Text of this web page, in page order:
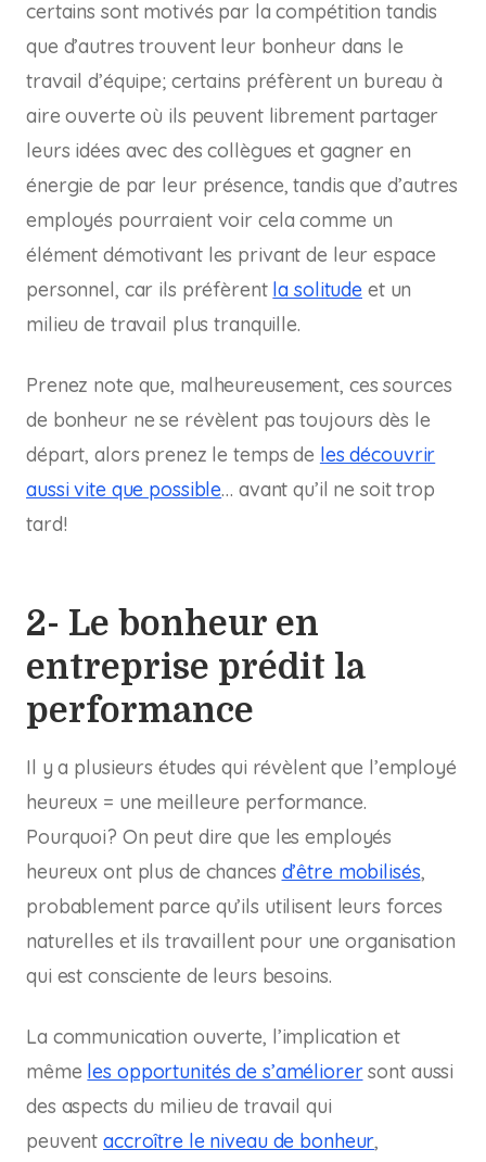
certains sont motivés par la compétition tandis
que d’autres trouvent leur bonheur dans le
travail d’équipe; certains préfèrent un bureau à
aire ouverte où ils peuvent librement partager
leurs idées avec des collègues et gagner en
énergie de par leur présence, tandis que d’autres
employés pourraient voir cela comme un
élément démotivant les privant de leur espace
personnel, car ils préfèrent la solitude et un
milieu de travail plus tranquille.
Prenez note que, malheureusement, ces sources
de bonheur ne se révèlent pas toujours dès le
départ, alors prenez le temps de les découvrir
aussi vite que possible… avant qu’il ne soit trop
tard!
2- Le bonheur en
entreprise prédit la
performance
Il y a plusieurs études qui révèlent que l’employé
heureux = une meilleure performance.
Pourquoi? On peut dire que les employés
heureux ont plus de chances d’être mobilisés,
probablement parce qu’ils utilisent leurs forces
naturelles et ils travaillent pour une organisation
qui est consciente de leurs besoins.
La communication ouverte, l’implication et
même les opportunités de s’améliorersont aussi
des aspects du milieu de travail qui
peuvent accroître le niveau de bonheur,